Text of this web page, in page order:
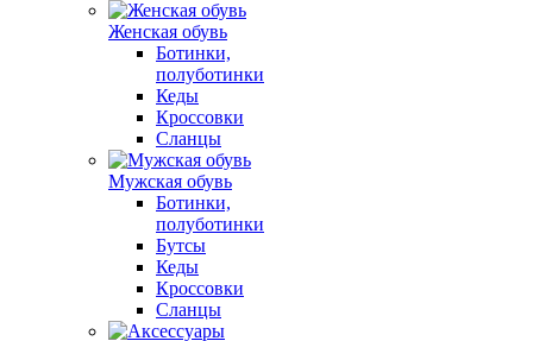
Женская обувь
Ботинки,
полуботинки
Кеды
Кроссовки
Сланцы
Мужская обувь
Ботинки,
полуботинки
Бутсы
Кеды
Кроссовки
Сланцы